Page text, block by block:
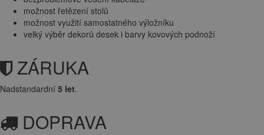
možnost řetězení stolů
možnost využití samostatného výložníku
velký výběr dekorů desek i barvy kovových podnoží
ZÁRUKA
Nadstandardní 5 let.
DOPRAVA